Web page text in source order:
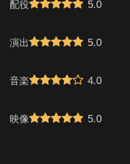
配役 5.0
演出 5.0
音楽 4.0
映像 5.0